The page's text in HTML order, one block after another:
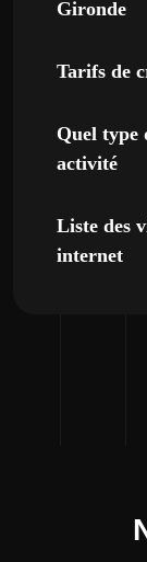
Gironde
Tarifs de
Quel type
activité
Liste des
internet